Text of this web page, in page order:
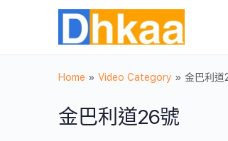
Home » Video Category » 金巴利道
金巴利道26號